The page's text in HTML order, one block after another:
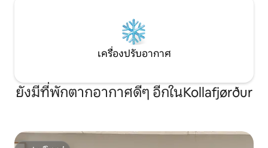
เครื่องปรับอากาศ
ยังมีที่พักตากอากาศดีๆ อีกในKollafjørður